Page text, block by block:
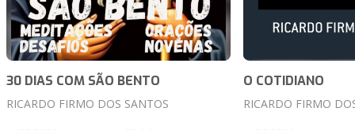
30 DIAS COM SÃO BENTO
RICARDO FIRMO DOS SANTOS
O COTIDIANO
RICARDO FIRMO